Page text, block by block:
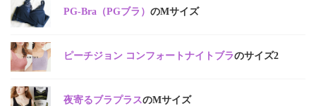
PG-Bra（PGブラ） のMサイズ
ピーチジョン コンフォートナイトブラのサイズ2
夜寄るブラプラスのMサイズ